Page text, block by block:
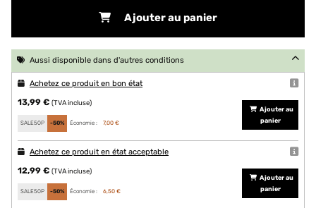
Ajouter au panier
Aussi disponible dans d'autres conditions
Achetez ce produit en bon état
13,99 € (TVA incluse)
SALE50P -50% Économie : 7,00 €
Ajouter au
panier
Achetez ce produit en état acceptable
12,99 € (TVA incluse)
SALE50P -50% Économie : 6,50 €
Ajouter au
panier